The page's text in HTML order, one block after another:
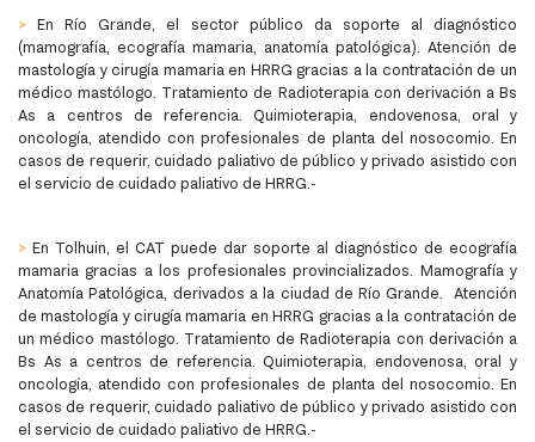
> En Río Grande, el sector público da soporte al diagnóstico
(mamografía, ecografía mamaria, anatomía patológica). Atención de
mastología y cirugía mamaria en HRRG gracias a la contratación de un
médico mastólogo. Tratamiento de Radioterapia con derivación a Bs
As a centros de referencia. Quimioterapia, endovenosa, oral y
oncología, atendido con profesionales de planta del nosocomio. En
casos de requerir, cuidado paliativo de público y privado asistido con
el servicio de cuidado paliativo de HRRG.-
> En Tolhuin, el CAT puede dar soporte al diagnóstico de ecografía
mamaria gracias a los profesionales provincializados. Mamografía y
Anatomía Patológica, derivados a la ciudad de Río Grande. Atención
de mastología y cirugía mamaria en HRRG gracias a la contratación de
un médico mastólogo. Tratamiento de Radioterapia con derivación a
Bs As a centros de referencia. Quimioterapia, endovenosa, oral y
oncología, atendido con profesionales de planta del nosocomio. En
casos de requerir, cuidado paliativo de público y privado asistido con
el servicio de cuidado paliativo de HRRG.-